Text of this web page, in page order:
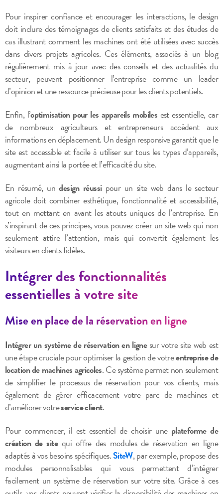
Pour inspirer confiance et encourager les interactions, le design
doit inclure des témoignages de clients satisfaits et des études de
cas illustrant comment les machines ont été utilisées avec succès
dans divers projets agricoles. Ces éléments, associés à un blog
régulièrement mis à jour avec des conseils et des actualités du
secteur, peuvent positionner l’entreprise comme un leader
d’opinion et une ressource précieuse pour les clients potentiels.
Enfin, l’optimisation pour les appareils mobiles est essentielle, car
de nombreux agriculteurs et entrepreneurs accèdent aux
informations en déplacement. Un design responsive garantit que le
site est accessible et facile à utiliser sur tous les types d’appareils,
augmentant ainsi la portée et l’efficacité du site.
En résumé, undesign réussipour un site web dans le secteur
agricole doit combiner esthétique, fonctionnalité et accessibilité,
tout en mettant en avant les atouts uniques de l’entreprise. En
s’inspirant de ces principes, vous pouvez créer un site web qui non
seulement attire l’attention, mais qui convertit également les
visiteurs en clients fidèles.
Intégrer des fonctionnalités
essentielles à votre site
Mise en place de la réservation en ligne
Intégrer un système de réservation en lignesur votre site web est
une étape cruciale pour optimiser la gestion de votreentreprise de
location de machines agricoles. Ce système permet non seulement
de simplifier le processus de réservation pour vos clients, mais
également de gérer efficacement votre parc de machines et
d’améliorer votreservice client.
Pour commencer, il est essentiel de choisir une plateforme de
création de sitequi offre des modules de réservation en ligne
adaptés à vos besoins spécifiques.SiteW, par exemple, propose des
modules personnalisables qui vous permettent d’intégrer
facilement un système de réservation sur votre site. Grâce à ces